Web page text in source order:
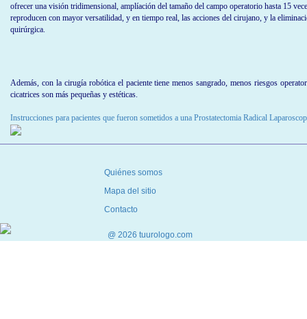
ofrecer una visión tridimensional, amplíación del tamaño del campo operatorio hasta 15
reproducen con mayor versatilidad, y en tiempo real, las acciones del cirujano, y la
quirúrgica.
Además, con la cirugía robótica el paciente tiene menos sangrado, menos riesgos
cicatrices son más pequeñas y estéticas.
Instrucciones para pacientes que fueron sometidos a una Prostatectomia Radical
Quiénes somos
Mapa del sitio
Contacto
@ 2026 tuurologo.com